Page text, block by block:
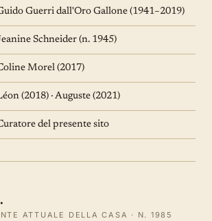
Guerri dall'Oro Gallone (1941–2019)
Schneider (n. 1945)
Morel (2017)
(2018) · Auguste (2021)
del presente sito
ATTUALE DELLA CASA · N. 1985